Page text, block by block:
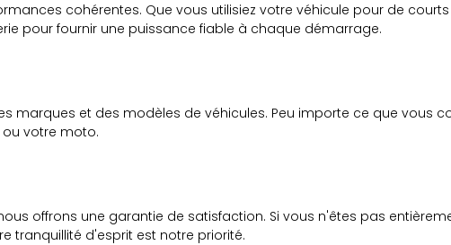
cohérentes. Que vous utilisiez votre véhicule pour de
pour fournir une puissance fiable à chaque démarrage.
et des modèles de véhicules. Peu importe ce que vous
votre moto.
offrons une garantie de satisfaction. Si vous n'êtes pas
tranquillité d'esprit est notre priorité.